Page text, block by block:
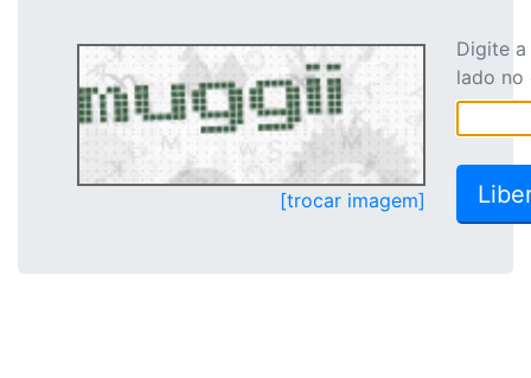
[trocar imagem]
Digite
lado no